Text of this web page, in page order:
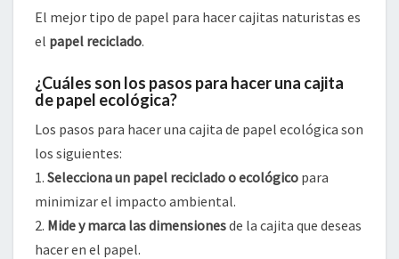
El mejor tipo de papel para hacer cajitas naturistas es
el papel reciclado.
¿Cuáles son los pasos para hacer una cajita
de papel ecológica?
Los pasos para hacer una cajita de papel ecológica son
los siguientes:
1. Selecciona un papel reciclado o ecológico para
minimizar el impacto ambiental.
2. Mide y marca las dimensionesde la cajita que deseas
hacer en el papel.